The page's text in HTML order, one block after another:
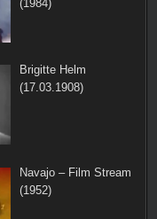
(1984)
Brigitte Helm
(17.03.1908)
Navajo – Film Stream
(1952)